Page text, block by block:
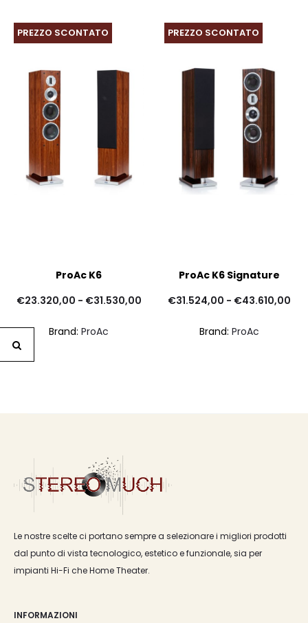
€11.408,00
PREZZO SCONTATO
ProAc K6
€23.320,00 - €31.530,00Fascia
Brand: ProAc
PREZZO SCONTATO
ProAc K6 Signature
€31.524,00 - €43.610,00
Brand: ProAc
Le nostre scelte ci portano sempre a selezionare i migliori prodotti
dal punto di vista tecnologico, estetico e funzionale, sia per
impianti Hi-Fi che Home Theater.
INFORMAZIONI